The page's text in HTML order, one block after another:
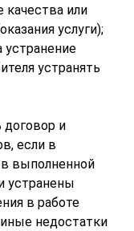
качества или
услуги);
устранение
устранять
договор и
если в
выполненной
устранены
в работе
недостатки